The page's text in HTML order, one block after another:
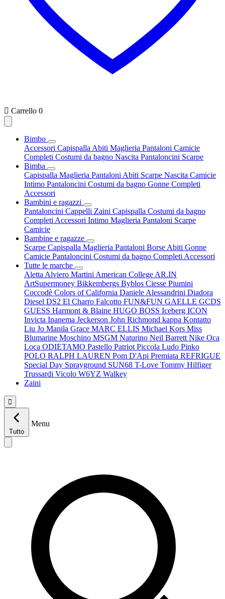
 Carrello 0
Bimbo
Accessori Capispalla Abiti Maglieria Pantaloni Camicie
Completi Costumi da bagno Nascita Pantaloncini Scarpe
Bimba
Capispalla Maglieria Pantaloni Abiti Scarpe Nascita Camicie
Intimo Pantaloncini Costumi da bagno Gonne Completi
Accessori
Bambini e ragazzi
Pantaloncini Cappelli Zaini Capispalla Costumi da bagno
Completi Accessori Intimo Maglieria Pantaloni Scarpe
Camicie
Bambine e ragazze
Scarpe Capispalla Maglieria Pantaloni Borse Abiti Gonne
Camicie Pantaloncini Costumi da bagno Completi Accessori
Tutte le marche
Aletta Alviero Martini American College AR.IN
ArtSupermoney Bikkembergs Byblos Ciesse Piumini
Coccodè Colors of California Daniele Alessandrini Diadora
Diesel DS2 El Charro Falcotto FUN&FUN GAELLE GCDS
GUESS Harmont & Blaine HUGO BOSS Iceberg ICON
Invicta Ipanema Jeckerson John Richmond kappa Kontatto
Liu Jo Manila Grace MARC ELLIS Michael Kors Miss
Blumarine Moschino MSGM Naturino Neil Barrett Nike Oca
Loca ODIETAMO Pastello Patriot Piccola Ludo Pinko
POLO RALPH LAUREN Pom D'Api Premiata REFRIGUE
Special Day Sprayground SUN68 T-Love Tommy Hilfiger
Trussardi Vicolo W6YZ Walkey
Zaini

Tutto
Menu